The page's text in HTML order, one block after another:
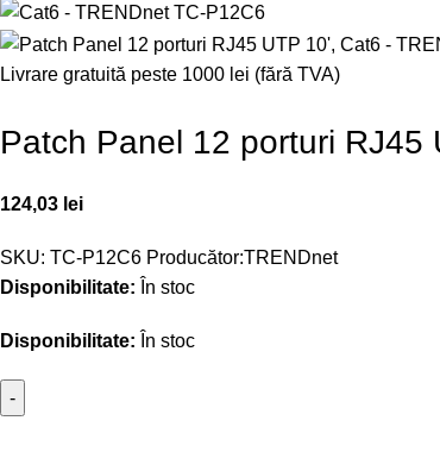
Livrare gratuită peste 1000 lei (fără TVA)
Patch Panel 12 porturi RJ45
124,03 lei
SKU: TC-P12C6 Producător:TRENDnet
Disponibilitate: În stoc
Disponibilitate: În stoc